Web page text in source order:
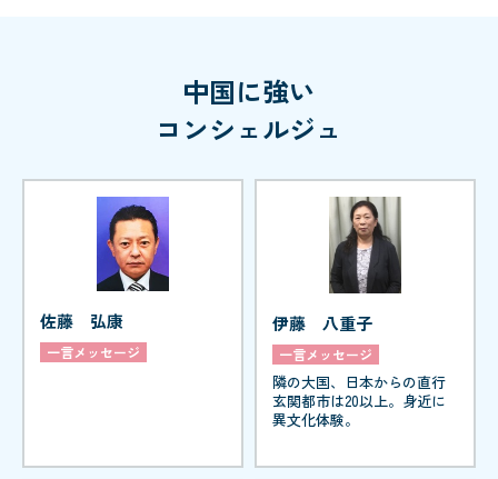
中国に強い
コンシェルジュ
佐藤 弘康
一言メッセージ
伊藤 八重子
一言メッセージ
隣の大国、日本からの直行
玄関都市は20以上。身近に
異文化体験。